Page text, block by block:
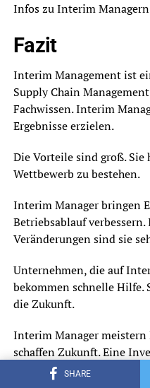
SHARE
Infos zu Interim
Fazit
Interim Management ist
Supply Chain
Fachwissen. Interim
Ergebnisse erzielen.
Die Vorteile sind groß.
Wettbewerb zu bestehen.
Interim Manager bringen
Betriebsablauf
Veränderungen sind sie
Unternehmen, die auf
bekommen schnelle Hilfe.
die Zukunft.
Interim Manager meistern
schaffen Zukunft. Eine
sehr vorteilhaft. Sie legt